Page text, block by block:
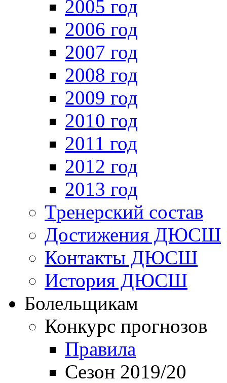
2005 год
2006 год
2007 год
2008 год
2009 год
2010 год
2011 год
2012 год
2013 год
Тренерский состав
Достижения ДЮСШ
Контакты ДЮСШ
История ДЮСШ
Болельщикам
Конкурс прогнозов
Правила
Сезон 2019/20